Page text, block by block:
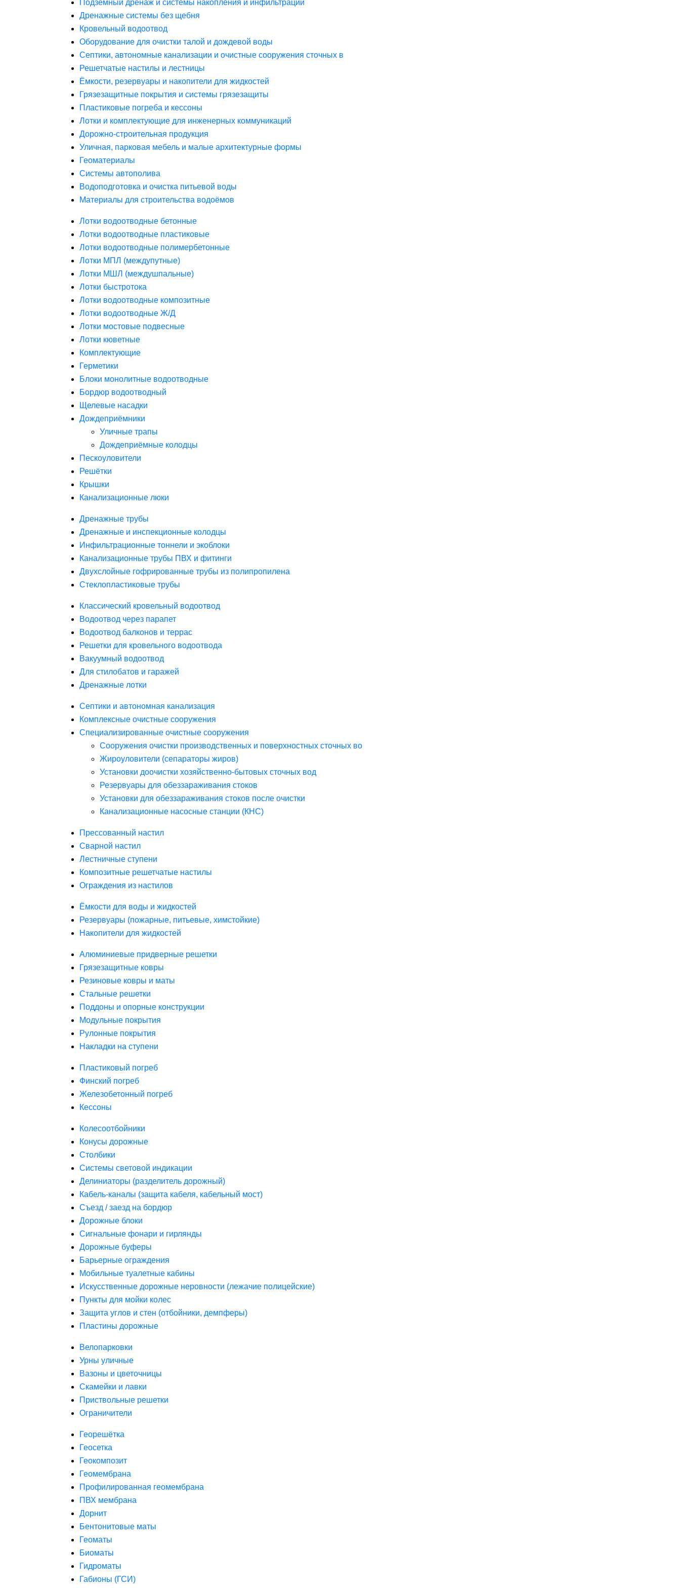
Подземный дренаж и системы накопления и инфильтрации
Дренажные системы без щебня
Кровельный водоотвод
Оборудование для очистки талой и дождевой воды
Септики, автономные канализации и очистные сооружения сточных в
Решетчатые настилы и лестницы
Ёмкости, резервуары и накопители для жидкостей
Грязезащитные покрытия и системы грязезащиты
Пластиковые погреба и кессоны
Лотки и комплектующие для инженерных коммуникаций
Дорожно-строительная продукция
Уличная, парковая мебель и малые архитектурные формы
Геоматериалы
Системы автополива
Водоподготовка и очистка питьевой воды
Материалы для строительства водоёмов
Лотки водоотводные бетонные
Лотки водоотводные пластиковые
Лотки водоотводные полимербетонные
Лотки МПЛ (междупутные)
Лотки МШЛ (междушпальные)
Лотки быстротока
Лотки водоотводные композитные
Лотки водоотводные Ж/Д
Лотки мостовые подвесные
Лотки кюветные
Комплектующие
Герметики
Блоки монолитные водоотводные
Бордюр водоотводный
Щелевые насадки
Дождеприёмники
Уличные трапы
Дождеприёмные колодцы
Пескоуловители
Решётки
Крышки
Канализационные люки
Дренажные трубы
Дренажные и инспекционные колодцы
Инфильтрационные тоннели и экоблоки
Канализационные трубы ПВХ и фитинги
Двухслойные гофрированные трубы из полипропилена
Стеклопластиковые трубы
Классический кровельный водоотвод
Водоотвод через парапет
Водоотвод балконов и террас
Решетки для кровельного водоотвода
Вакуумный водоотвод
Для стилобатов и гаражей
Дренажные лотки
Септики и автономная канализация
Комплексные очистные сооружения
Специализированные очистные сооружения
Сооружения очистки производственных и поверхностных сточных во
Жироуловители (сепараторы жиров)
Установки доочистки хозяйственно-бытовых сточных вод
Резервуары для обеззараживания стоков
Установки для обеззараживания стоков после очистки
Канализационные насосные станции (КНС)
Прессованный настил
Сварной настил
Лестничные ступени
Композитные решетчатые настилы
Ограждения из настилов
Ёмкости для воды и жидкостей
Резервуары (пожарные, питьевые, химстойкие)
Накопители для жидкостей
Алюминиевые придверные решетки
Грязезащитные ковры
Резиновые ковры и маты
Стальные решетки
Поддоны и опорные конструкции
Модульные покрытия
Рулонные покрытия
Накладки на ступени
Пластиковый погреб
Финский погреб
Железобетонный погреб
Кессоны
Колесоотбойники
Конусы дорожные
Столбики
Системы световой индикации
Делиниаторы (разделитель дорожный)
Кабель-каналы (защита кабеля, кабельный мост)
Съезд / заезд на бордюр
Дорожные блоки
Сигнальные фонари и гирлянды
Дорожные буферы
Барьерные ограждения
Мобильные туалетные кабины
Искусственные дорожные неровности (лежачие полицейские)
Пункты для мойки колес
Защита углов и стен (отбойники, демпферы)
Пластины дорожные
Велопарковки
Урны уличные
Вазоны и цветочницы
Скамейки и лавки
Приствольные решетки
Ограничители
Георешётка
Геосетка
Геокомпозит
Геомембрана
Профилированная геомембрана
ПВХ мембрана
Дорнит
Бентонитовые маты
Геоматы
Биоматы
Гидроматы
Габионы (ГСИ)